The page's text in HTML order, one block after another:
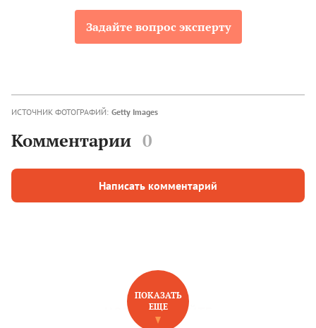
Задайте вопрос эксперту
ИСТОЧНИК ФОТОГРАФИЙ: Getty Images
Комментарии 0
Написать комментарий
НОВОЕ НА САЙТЕ
ПОКАЗАТЬ
ЕЩЕ